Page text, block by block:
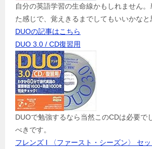
自分の英語学習の生命線かもしれません
た感じで、覚えきるまでしてもいいかなと
DUOの記事はこちら
DUO 3.0 / CD復習用
DUOで勉強するなら当然このCDは必要で
べきです。
フレンズ I 〈ファースト・シーズン〉 セ